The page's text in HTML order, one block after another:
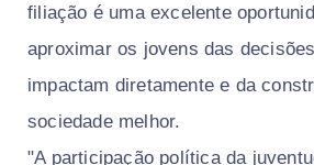
filiação é uma excelente
aproximar os jovens das
impactam diretamente e da
sociedade melhor.
"A participação política da